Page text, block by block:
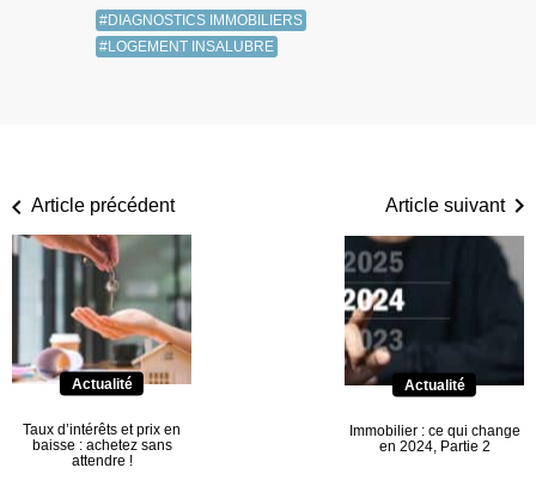
#DIAGNOSTICS IMMOBILIERS
#LOGEMENT INSALUBRE
Article précédent
Actualité
Taux d’intérêts et prix en
baisse : achetez sans
attendre !
Article suivant
Actualité
Immobilier : ce qui change
en 2024, Partie 2